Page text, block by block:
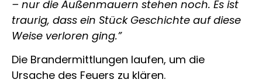
– nur die Außenmauern stehen noch. Es ist
traurig, dass ein Stück Geschichte auf diese
Weise verloren ging.”
Die Brandermittlungen laufen, um die
Ursache des Feuers zu klären.